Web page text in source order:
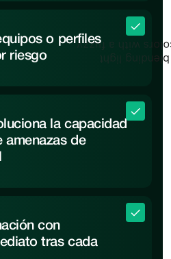
o perfiles
riesgo
la capacidad
amenazas de
con
tras cada